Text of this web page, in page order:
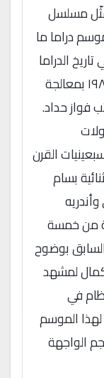
مسلسل
دراما ما
في تاريخ الدراما
السورية على تناول مجزرة حماة عام ١٩٨٢ بمعالجة
فواز حداد.
التحولات
القرن
بسام
من خمسة
بوضوح
لمشهد
في
لهذا الموسم
الواجهة